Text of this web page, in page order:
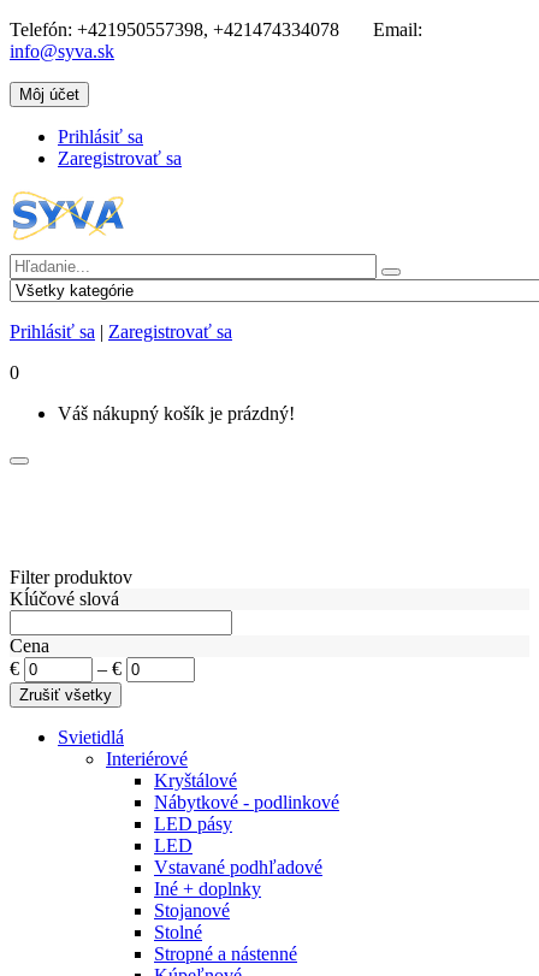
Telefón: +421950557398, +421474334078 Email:
info@syva.sk
Môj účet
Prihlásiť sa
Zaregistrovať sa
Prihlásiť sa | Zaregistrovať sa
0
Váš nákupný košík je prázdný!
Filter produktov
Kĺúčové slová
Cena
€
– €
Svietidlá
Interiérové
Kryštálové
Nábytkové - podlinkové
LED pásy
LED
Vstavané podhľadové
Iné + doplnky
Stojanové
Stolné
Stropné a nástenné